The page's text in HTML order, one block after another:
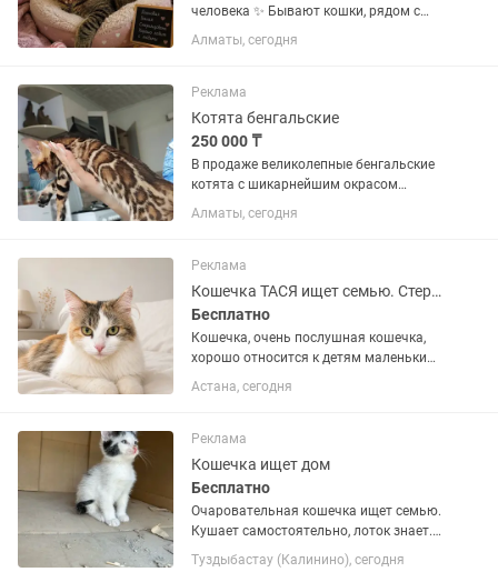
человека ✨ Бывают кошки, рядом с
которыми в доме сразу становится
уютно и тепло. Вика — именно такая.
ласковых мурлыканий и искренней...
Алматы, сегодня
Реклама
Котята бенгальские
250 000 ₸
В продаже великолепные бенгальские
котята с шикарнейшим окрасом
,суппер короткой шерстью и ласклвым
характером .Родители привезены с
разные от250до 300 тг в любимцы ,в...
Алматы, сегодня
Реклама
Кошечка ТАСЯ ищет семью. Стерилизована
Бесплатно
Кошечка, очень послушная кошечка,
хорошо относится к детям маленьким,
Будет с вами рядом спать Возраст 2
года Стерилизована Привита
Пользуется когтеточкой Ласковая,
ручная...
Астана, сегодня
Реклама
Кошечка ищет дом
Бесплатно
Очаровательная кошечка ищет семью.
Кушает самостоятельно, лоток знает.
Стерилизацию по возрасту
гарантирую
Туздыбастау (Калинино), сегодня